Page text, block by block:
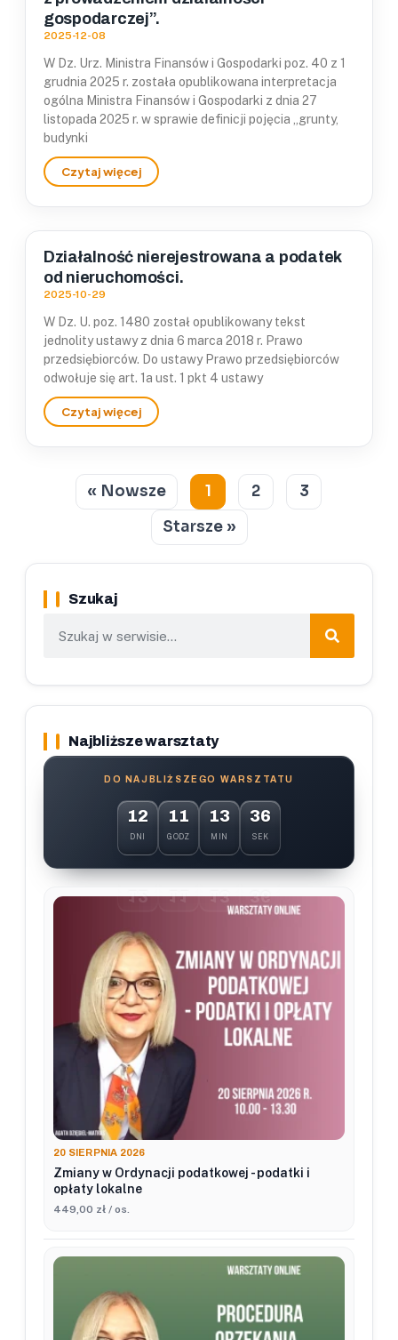
gospodarczej”.
2025-12-08
W Dz. Urz. Ministra Finansów i Gospodarki poz. 40 z 1
grudnia 2025 r. została opublikowana interpretacja
ogólna Ministra Finansów i Gospodarki z dnia 27
listopada 2025 r. w sprawie definicji pojęcia „grunty,
budynki
Działalność nierejestrowana a podatek
od nieruchomości.
2025-10-29
W Dz. U. poz. 1480 został opublikowany tekst
jednolity ustawy z dnia 6 marca 2018 r. Prawo
przedsiębiorców. Do ustawy Prawo przedsiębiorców
odwołuje się art. 1a ust. 1 pkt 4 ustawy
« Nowsze 1 2
3
Starsze »
Szukaj
Najbliższe warsztaty
DO NAJBLIŻSZEGO WARSZTATU
12
DNI
11
GODZ
13
MIN
35
SEK
20 SIERPNIA 2026
Zmiany w Ordynacji podatkowej - podatki i
opłaty lokalne
449,00 zł / os.